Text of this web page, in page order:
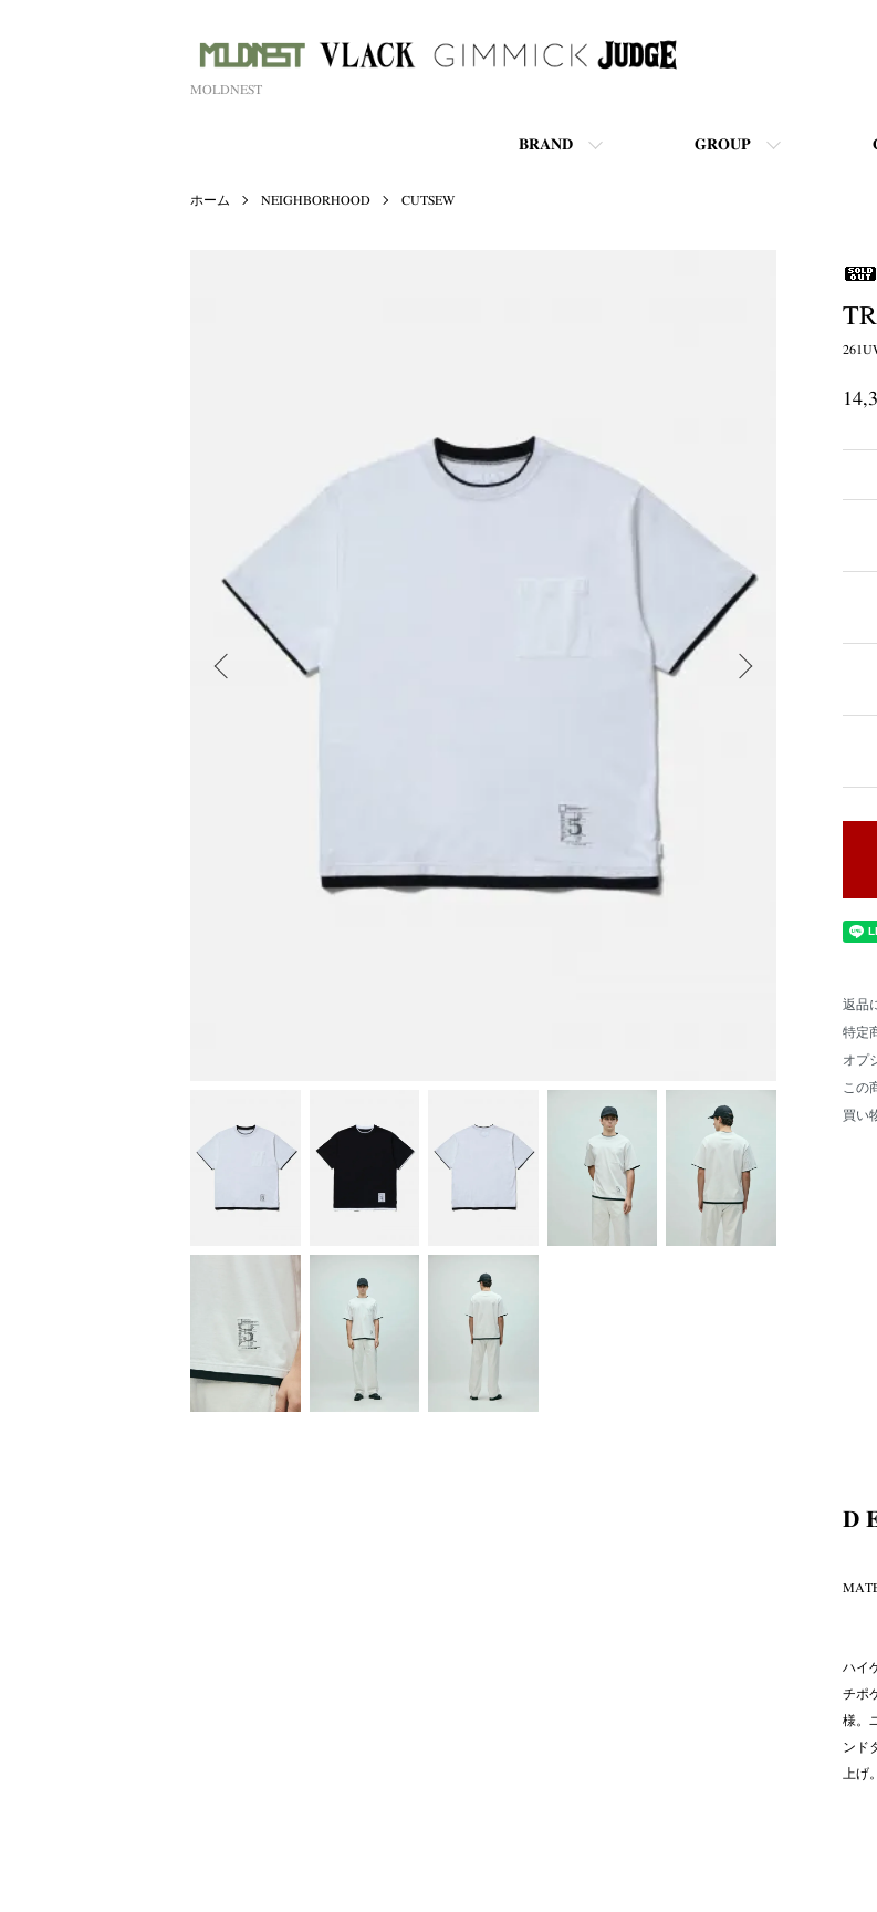
MOLDNEST
BRAND GROUP
ホーム NEIGHBORHOOD CUTSEW
返品
特定
オプ
この
買い
ハイ
チポ
様。
ンド
上げ。